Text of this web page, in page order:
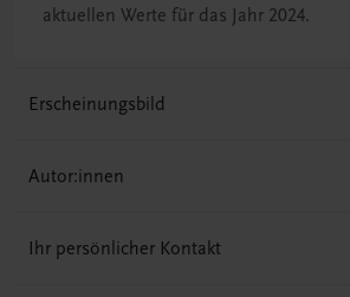
aktuellen Werte für das Jahr 2024.
Erscheinungsbild
Autor:innen
Ihr persönlicher Kontakt